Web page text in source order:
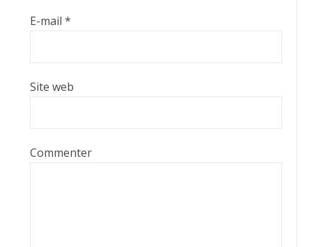
E-mail *
Site web
Commenter